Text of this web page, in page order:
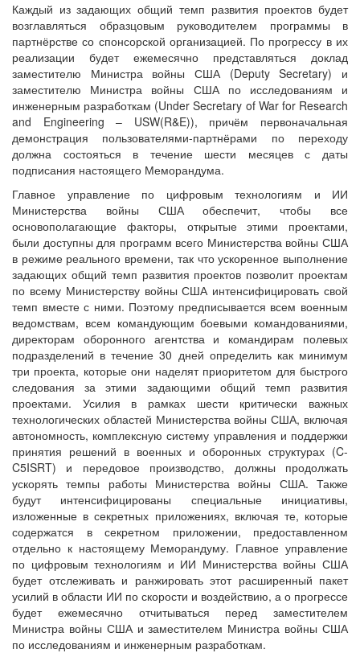
Каждый из задающих общий темп развития проектов будет
возглавляться образцовым руководителем программы в
партнёрстве со спонсорской организацией. По прогрессу в их
реализации будет ежемесячно представляться доклад
заместителю Министра войны США (Deputy Secretary) и
заместителю Министра войны США по исследованиям и
инженерным разработкам (Under Secretary of War for Research
and Engineering – USW(R&E)), причём первоначальная
демонстрация пользователями-партнёрами по переходу
должна состояться в течение шести месяцев с даты
подписания настоящего Меморандума.
Главное управление по цифровым технологиям и ИИ
Министерства войны США обеспечит, чтобы все
основополагающие факторы, открытые этими проектами,
были доступны для программ всего Министерства войны США
в режиме реального времени, так что ускоренное выполнение
задающих общий темп развития проектов позволит проектам
по всему Министерству войны США интенсифицировать свой
темп вместе с ними. Поэтому предписывается всем военным
ведомствам, всем командующим боевыми командованиями,
директорам оборонного агентства и командирам полевых
подразделений в течение 30 дней определить как минимум
три проекта, которые они наделят приоритетом для быстрого
следования за этими задающими общий темп развития
проектами. Усилия в рамках шести критически важных
технологических областей Министерства войны США, включая
автономность, комплексную систему управления и поддержки
принятия решений в военных и оборонных структурах (C-
C5ISRT) и передовое производство, должны продолжать
ускорять темпы работы Министерства войны США. Также
будут интенсифицированы специальные инициативы,
изложенные в секретных приложениях, включая те, которые
содержатся в секретном приложении, предоставленном
отдельно к настоящему Меморандуму. Главное управление
по цифровым технологиям и ИИ Министерства войны США
будет отслеживать и ранжировать этот расширенный пакет
усилий в области ИИ по скорости и воздействию, а о прогрессе
будет ежемесячно отчитываться перед заместителем
Министра войны США и заместителем Министра войны США
по исследованиям и инженерным разработкам.